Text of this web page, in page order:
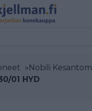
>Nobili
01 HYD